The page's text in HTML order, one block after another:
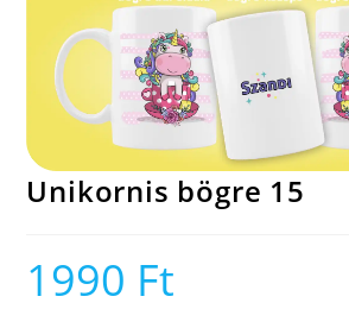
Unikornis bögre 15
1990 Ft